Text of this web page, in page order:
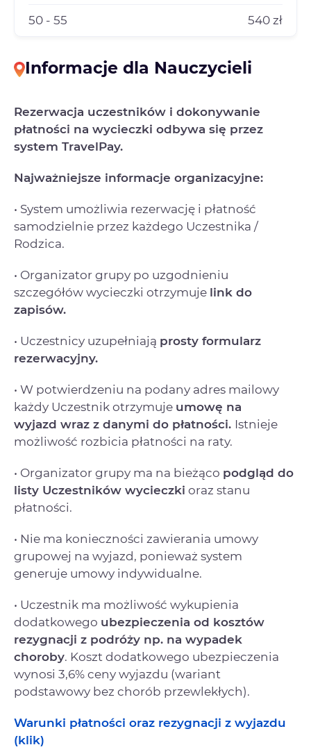
50 - 55 540 zł
Informacje dla Nauczycieli
Rezerwacja uczestników i dokonywanie
płatności na wycieczki odbywa się przez
system TravelPay.
Najważniejsze informacje organizacyjne:
• System umożliwia rezerwację i płatność
samodzielnie przez każdego Uczestnika /
Rodzica.
• Organizator grupy po uzgodnieniu
szczegółów wycieczki otrzymuje link do
zapisów.
• Uczestnicy uzupełniają prosty formularz
rezerwacyjny.
• W potwierdzeniu na podany adres mailowy
każdy Uczestnik otrzymuje umowę na
wyjazd wraz z danymi do płatności. Istnieje
możliwość rozbicia płatności na raty.
• Organizator grupy ma na bieżąco podgląd do
listy Uczestników wycieczki oraz stanu
płatności.
• Nie ma konieczności zawierania umowy
grupowej na wyjazd, ponieważ system
generuje umowy indywidualne.
• Uczestnik ma możliwość wykupienia
dodatkowego ubezpieczenia od kosztów
rezygnacji z podróży np. na wypadek
choroby. Koszt dodatkowego ubezpieczenia
wynosi 3,6% ceny wyjazdu (wariant
podstawowy bez chorób przewlekłych).
Warunki płatności oraz rezygnacji z wyjazdu
(klik)